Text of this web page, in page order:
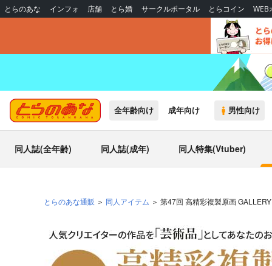
とらのあな インフォ 店舗 とら婚 サークルポータル とらコイン WEB
全年齢向け 成年向け 男性向け
同人誌(全年齢) 同人誌(成年) 同人特集(Vtuber)
とらのあな通販 同人アイテム 第47回 高精彩複製原画 GALLERY